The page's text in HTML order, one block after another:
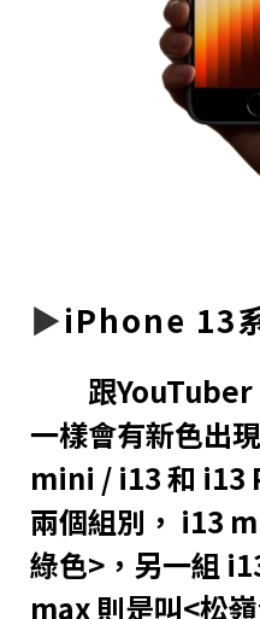
▶︎iPhone 13
跟YouTuber
一樣會有新色出
mini / i13 和 i13
兩個組別， i13
綠色>，另一組
max 則是叫<松